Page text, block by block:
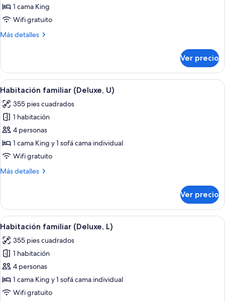
Suite
junior
US)
1 cama King
Wifi gratuito
Más detalles
Más
junior
(B2C-
US)
Ver precio
Abrir
todas
las
fotos
de
Habitación
familiar
U)
Una habitación de hotel con dos
5
Habitación familiar (Deluxe, U)
355 pies cuadrados
1 habitación
4 personas
1 cama King y 1 sofá cama individual
Wifi gratuito
Más detalles
Más
familiar
(Deluxe,
U)
Ver precio
Abrir
todas
las
fotos
de
Habitación
familiar
Una habitación de hotel con dos
5
Habitación familiar (Deluxe, L)
355 pies cuadrados
1 habitación
4 personas
1 cama King y 1 sofá cama individual
Wifi gratuito